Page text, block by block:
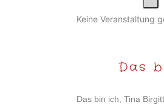
Keine Veranstaltung
Das
Das bin ich, Tina